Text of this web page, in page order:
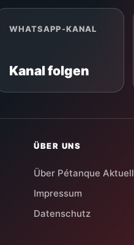
WHATSAPP-KANAL
Kanal folgen
ÜBER UNS
Über Pétanque Aktuell
Impressum
Datenschutz